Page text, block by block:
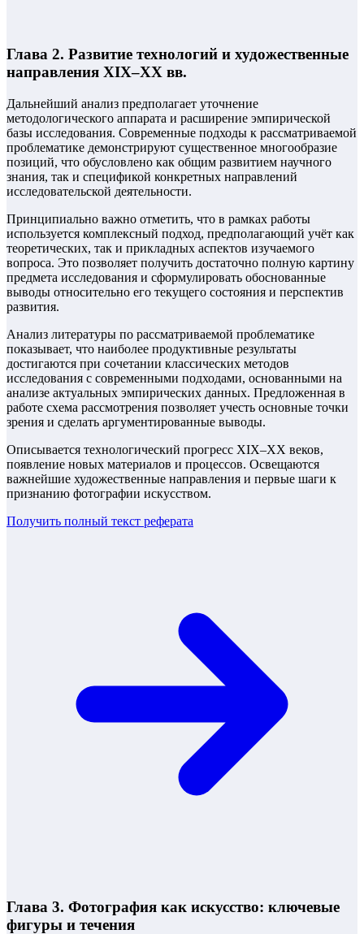
Глава 2. Развитие технологий и художественные
направления XIX–XX вв.
Дальнейший анализ предполагает уточнение
методологического аппарата и расширение эмпирической
базы исследования. Современные подходы к рассматриваемой
проблематике демонстрируют существенное многообразие
позиций, что обусловлено как общим развитием научного
знания, так и спецификой конкретных направлений
исследовательской деятельности.
Принципиально важно отметить, что в рамках работы
используется комплексный подход, предполагающий учёт как
теоретических, так и прикладных аспектов изучаемого
вопроса. Это позволяет получить достаточно полную картину
предмета исследования и сформулировать обоснованные
выводы относительно его текущего состояния и перспектив
развития.
Анализ литературы по рассматриваемой проблематике
показывает, что наиболее продуктивные результаты
достигаются при сочетании классических методов
исследования с современными подходами, основанными на
анализе актуальных эмпирических данных. Предложенная в
работе схема рассмотрения позволяет учесть основные точки
зрения и сделать аргументированные выводы.
Описывается технологический прогресс XIX–XX веков,
появление новых материалов и процессов. Освещаются
важнейшие художественные направления и первые шаги к
признанию фотографии искусством.
Получить полный текст реферата
Глава 3. Фотография как искусство: ключевые
фигуры и течения